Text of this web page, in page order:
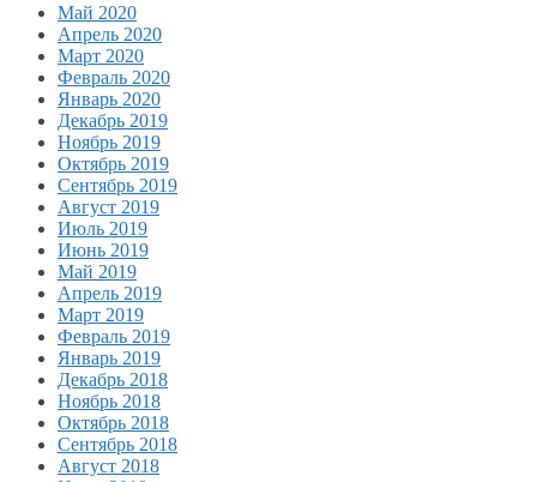
Май 2020
Апрель 2020
Март 2020
Февраль 2020
Январь 2020
Декабрь 2019
Ноябрь 2019
Октябрь 2019
Сентябрь 2019
Август 2019
Июль 2019
Июнь 2019
Май 2019
Апрель 2019
Март 2019
Февраль 2019
Январь 2019
Декабрь 2018
Ноябрь 2018
Октябрь 2018
Сентябрь 2018
Август 2018